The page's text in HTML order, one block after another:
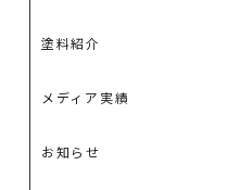
塗料紹介
メディア実績
お知らせ